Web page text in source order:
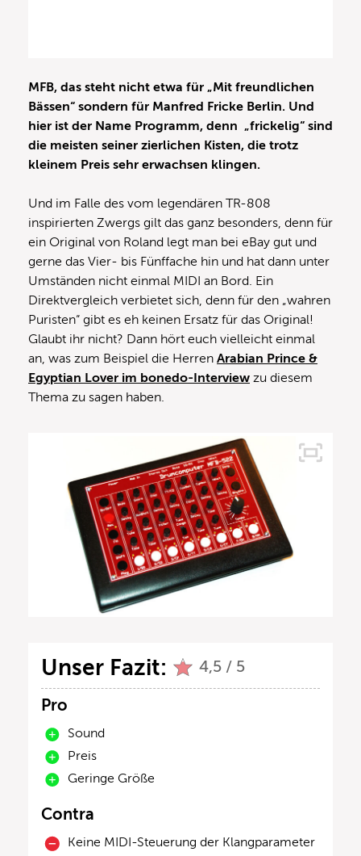
MFB, das steht nicht etwa für „Mit freundlichen
Bässen“ sondern für Manfred Fricke Berlin. Und
hier ist der Name Programm, denn „frickelig“ sind
die meisten seiner zierlichen Kisten, die trotz
kleinem Preis sehr erwachsen klingen.
Und im Falle des vom legendären TR-808
inspirierten Zwergs gilt das ganz besonders, denn für
ein Original von Roland legt man bei eBay gut und
gerne das Vier- bis Fünffache hin und hat dann unter
Umständen nicht einmal MIDI an Bord. Ein
Direktvergleich verbietet sich, denn für den „wahren
Puristen“ gibt es eh keinen Ersatz für das Original!
Glaubt ihr nicht? Dann hört euch vielleicht einmal
an, was zum Beispiel die Herren Arabian Prince &
Egyptian Lover im bonedo-Interview zu diesem
Thema zu sagen haben.
Unser Fazit: 4,5 / 5
Pro
Sound
Preis
Geringe Größe
Contra
Keine MIDI-Steuerung der Klangparameter